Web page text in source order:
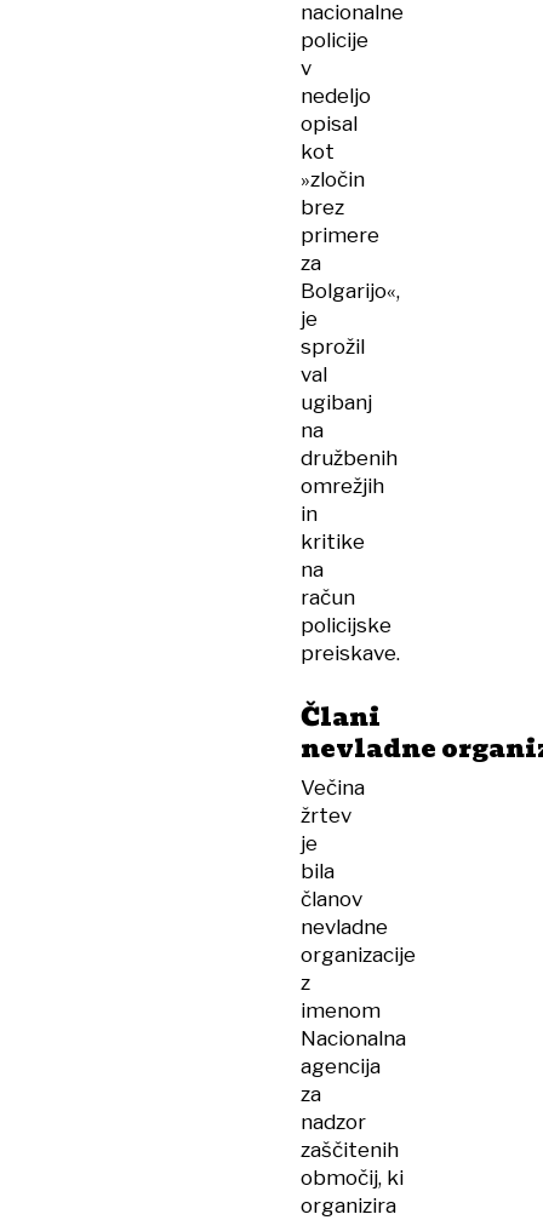
nacionalne
policije
v
nedeljo
opisal
kot
»zločin
brez
primere
za
Bolgarijo«,
je
sprožil
val
ugibanj
na
družbenih
omrežjih
in
kritike
na
račun
policijske
preiskave.
Člani
nevladne
Večina
žrtev
je
bila
članov
nevladne
organizacije
z
imenom
Nacionalna
agencija
za
nadzor
zaščitenih
območij, ki
organizira